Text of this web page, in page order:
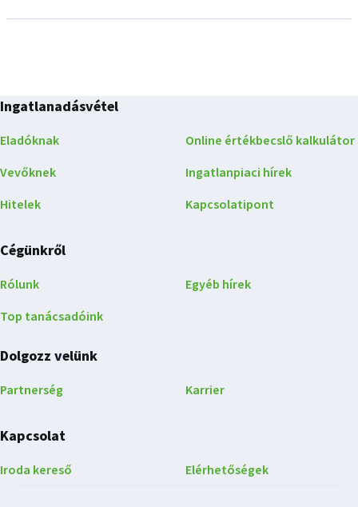
Ingatlanadásvétel
Eladóknak
Vevőknek
Hitelek
Online értékbecslő kalkulátor
Ingatlanpiaci hírek
Kapcsolatipont
Cégünkről
Rólunk
Top tanácsadóink
Egyéb hírek
Dolgozz velünk
Partnerség Karrier
Kapcsolat
Iroda kereső Elérhetőségek